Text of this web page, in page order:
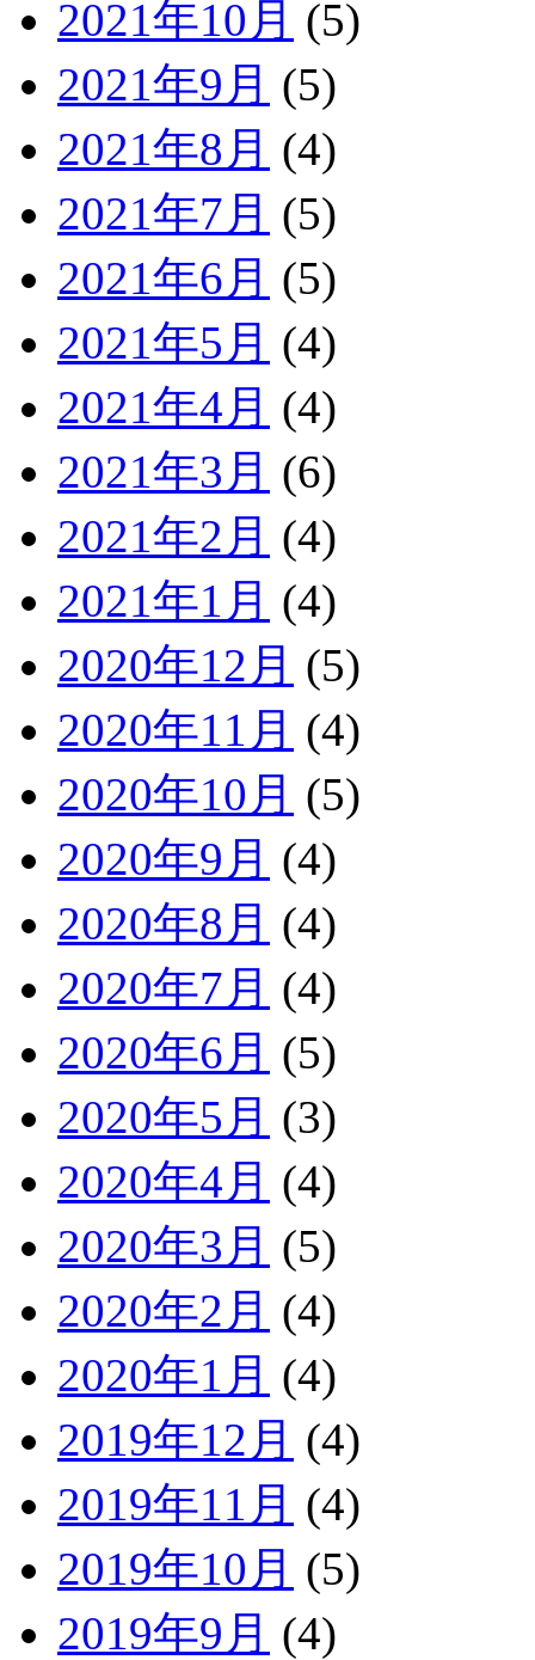
2021年10月 (5)
2021年9月 (5)
2021年8月 (4)
2021年7月 (5)
2021年6月 (5)
2021年5月 (4)
2021年4月 (4)
2021年3月 (6)
2021年2月 (4)
2021年1月 (4)
2020年12月 (5)
2020年11月 (4)
2020年10月 (5)
2020年9月 (4)
2020年8月 (4)
2020年7月 (4)
2020年6月 (5)
2020年5月 (3)
2020年4月 (4)
2020年3月 (5)
2020年2月 (4)
2020年1月 (4)
2019年12月 (4)
2019年11月 (4)
2019年10月 (5)
2019年9月 (4)